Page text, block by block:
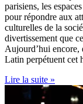
parisiens, les
pour répondre aux
culturelles de la
divertissement que
Aujourd’hui encore,
Latin perpétuent cet
Lire la suite »